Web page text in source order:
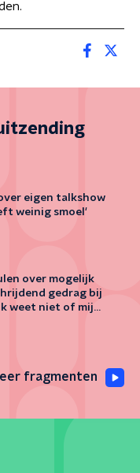
eigen talkshow
weinig smoel'
over mogelijk
gedrag bij
weet niet of mij
fragmenten